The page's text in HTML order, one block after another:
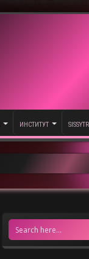
ИНСТИТУТ